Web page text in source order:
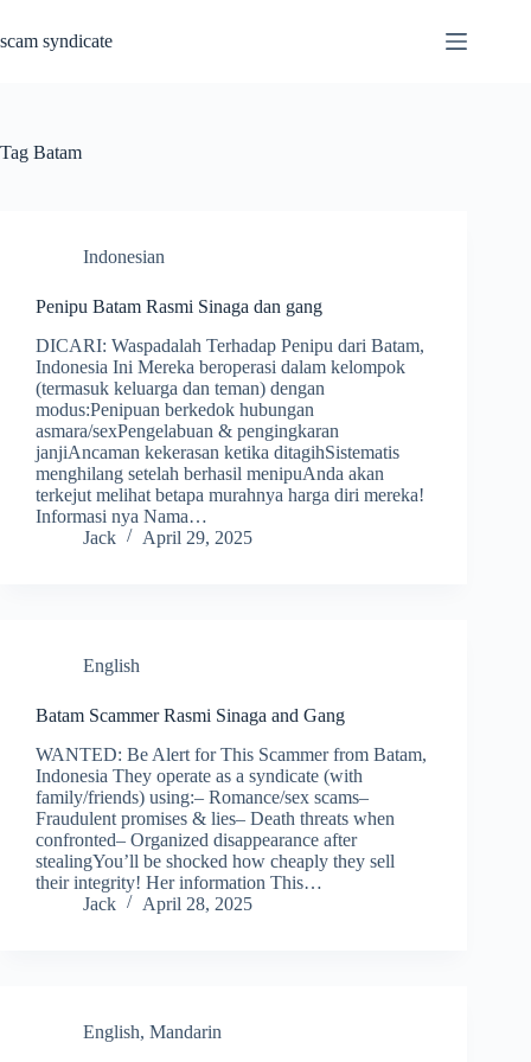
content
scam syndicate
Tag Batam
Indonesian
Penipu Batam Rasmi Sinaga dan gang
DICARI: Waspadalah Terhadap Penipu dari Batam,
Indonesia Ini Mereka beroperasi dalam kelompok
(termasuk keluarga dan teman) dengan
modus:Penipuan berkedok hubungan
asmara/sexPengelabuan & pengingkaran
janjiAncaman kekerasan ketika ditagihSistematis
menghilang setelah berhasil menipuAnda akan
terkejut melihat betapa murahnya harga diri mereka!
Informasi nya Nama…
Jack
April 29, 2025
English
Batam Scammer Rasmi Sinaga and Gang
WANTED: Be Alert for This Scammer from Batam,
Indonesia They operate as a syndicate (with
family/friends) using:– Romance/sex scams–
Fraudulent promises & lies– Death threats when
confronted– Organized disappearance after
stealingYou’ll be shocked how cheaply they sell
their integrity! Her information This…
Jack
April 28, 2025
English, Mandarin